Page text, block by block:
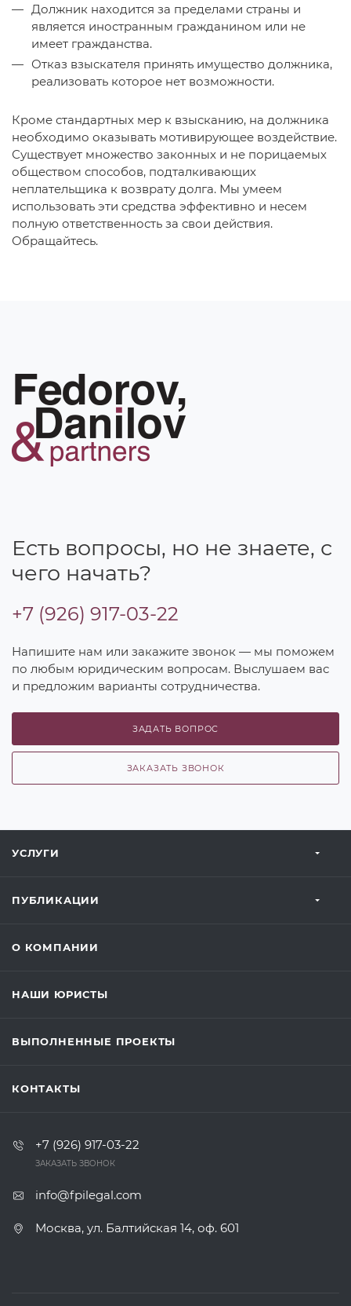
Должник находится за пределами страны и
является иностранным гражданином или не
имеет гражданства.
Отказ взыскателя принять имущество должника,
реализовать которое нет возможности.
Кроме стандартных мер к взысканию, на должника
необходимо оказывать мотивирующее воздействие.
Существует множество законных и не порицаемых
обществом способов, подталкивающих
неплательщика к возврату долга. Мы умеем
использовать эти средства эффективно и несем
полную ответственность за свои действия.
Обращайтесь.
Есть вопросы, но не знаете, с
чего начать?
+7 (926) 917-03-22
Напишите нам или закажите звонок — мы поможем
по любым юридическим вопросам. Выслушаем вас
и предложим варианты сотрудничества.
ЗАДАТЬ ВОПРОС
ЗАКАЗАТЬ ЗВОНОК
УСЛУГИ
ПУБЛИКАЦИИ
О КОМПАНИИ
НАШИ ЮРИСТЫ
ВЫПОЛНЕННЫЕ ПРОЕКТЫ
КОНТАКТЫ
+7 (926) 917-03-22
ЗАКАЗАТЬ ЗВОНОК
info@fpilegal.com
Москва, ул. Балтийская 14, оф. 601